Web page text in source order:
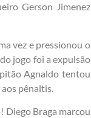
Gerson Jimenez
vez e pressionou o
jogo foi a expulsão
Agnaldo tentou
pênaltis.
Diego Braga marcou